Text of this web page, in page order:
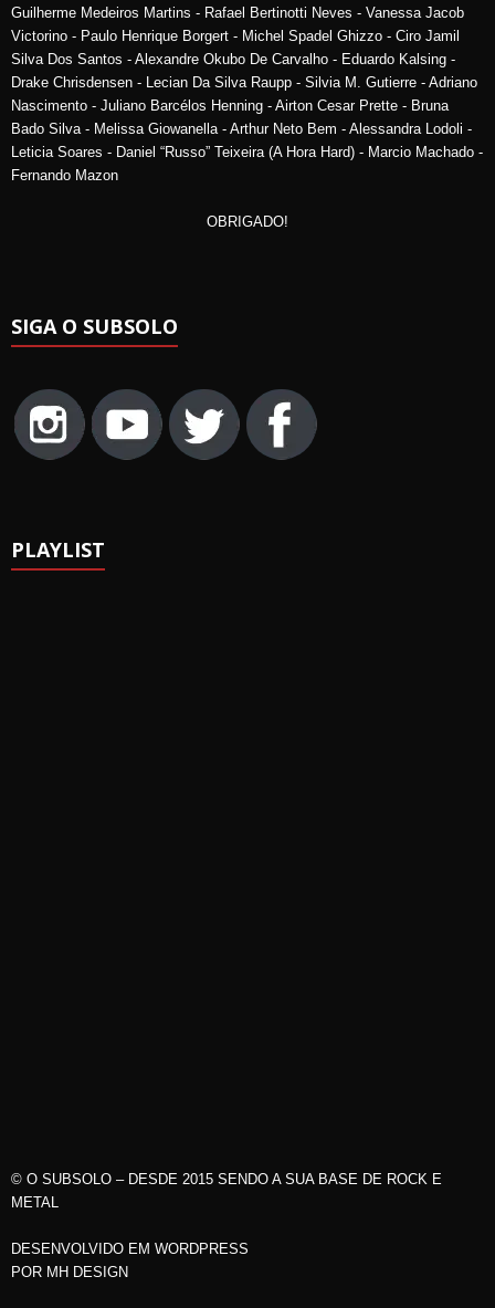
Guilherme Medeiros Martins - Rafael Bertinotti Neves - Vanessa Jacob
Victorino - Paulo Henrique Borgert - Michel Spadel Ghizzo - Ciro Jamil
Silva Dos Santos - Alexandre Okubo De Carvalho - Eduardo Kalsing -
Drake Chrisdensen - Lecian Da Silva Raupp - Silvia M. Gutierre - Adriano
Nascimento - Juliano Barcélos Henning - Airton Cesar Prette - Bruna
Bado Silva - Melissa Giowanella - Arthur Neto Bem - Alessandra Lodoli -
Leticia Soares - Daniel “Russo” Teixeira (A Hora Hard) - Marcio Machado -
Fernando Mazon
OBRIGADO!
SIGA O SUBSOLO
PLAYLIST
© O SUBSOLO – DESDE 2015 SENDO A SUA BASE DE ROCK E
METAL
DESENVOLVIDO EM WORDPRESS
POR MH DESIGN